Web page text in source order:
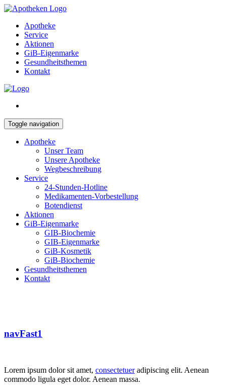
Apotheke
Service
Aktionen
GiB-Eigenmarke
Gesundheitsthemen
Kontakt
Toggle navigation
Apotheke
Unser Team
Unsere Apotheke
Wegbeschreibung
Service
24-Stunden-Hotline
Medikamenten-Vorbestellung
Botendienst
Aktionen
GiB-Eigenmarke
GIB-Biochemie
GIB-Eigenmarke
GiB-Kosmetik
GiB-Biochemie
Gesundheitsthemen
Kontakt
navFast1
Lorem ipsum dolor sit amet, consectetueradipiscing elit. Aenean
commodo ligula eget dolor. Aenean massa.